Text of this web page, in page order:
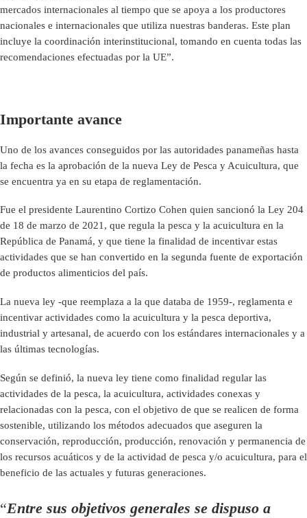
mercados internacionales al tiempo que se apoya a los productores
nacionales e internacionales que utiliza nuestras banderas. Este plan
incluye la coordinación interinstitucional, tomando en cuenta todas las
recomendaciones efectuadas por la UE”.
Importante avance
Uno de los avances conseguidos por las autoridades panameñas hasta
la fecha es la aprobación de la nueva Ley de Pesca y Acuicultura, que
se encuentra ya en su etapa de reglamentación.
Fue el presidente Laurentino Cortizo Cohen quien sancionó la Ley 204
de 18 de marzo de 2021, que regula la pesca y la acuicultura en la
República de Panamá, y que tiene la finalidad de incentivar estas
actividades que se han convertido en la segunda fuente de exportación
de productos alimenticios del país.
La nueva ley -que reemplaza a la que databa de 1959-, reglamenta e
incentivar actividades como la acuicultura y la pesca deportiva,
industrial y artesanal, de acuerdo con los estándares internacionales y a
las últimas tecnologías.
Según se definió, la nueva ley tiene como finalidad regular las
actividades de la pesca, la acuicultura, actividades conexas y
relacionadas con la pesca, con el objetivo de que se realicen de forma
sostenible, utilizando los métodos adecuados que aseguren la
conservación, reproducción, producción, renovación y permanencia de
los recursos acuáticos y de la actividad de pesca y/o acuicultura, para el
beneficio de las actuales y futuras generaciones.
“Entre sus objetivos generales se dispuso a